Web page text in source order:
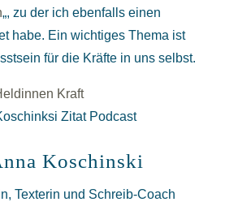
„, zu der ich ebenfalls einen
habe. Ein wichtiges Thema ist
für die Kräfte in uns selbst.
Kraft
Koschinski
Texterin und Schreib-Coach